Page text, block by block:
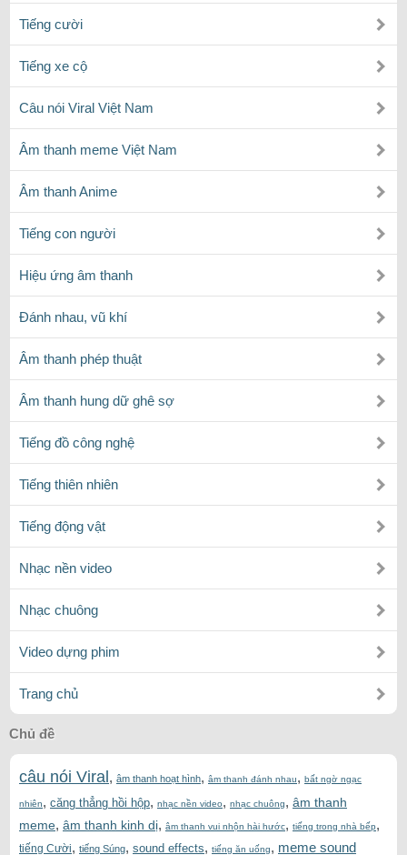
Tiếng cười
Tiếng xe cộ
Câu nói Viral Việt Nam
Âm thanh meme Việt Nam
Âm thanh Anime
Tiếng con người
Hiệu ứng âm thanh
Đánh nhau, vũ khí
Âm thanh phép thuật
Âm thanh hung dữ ghê sợ
Tiếng đồ công nghệ
Tiếng thiên nhiên
Tiếng động vật
Nhạc nền video
Nhạc chuông
Video dựng phim
Trang chủ
Chủ đề
câu nói Viral , âm thanh hoạt hình, âm thanh đánh nhau, bất ngờ ngạc
nhiên, căng thẳng hồi hộp, nhạc nền video, nhạc chuông, âm thanh
meme, âm thanh kinh dị, âm thanh vui nhộn hài hước, tiếng trong nhà bếp,
tiếng Cười, tiếng Súng, sound effects, tiếng ăn uống, meme sound